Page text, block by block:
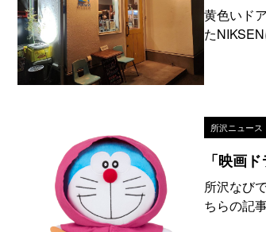
黄色いド
た
所沢ニュース
「映画
所沢なび
ちらの記